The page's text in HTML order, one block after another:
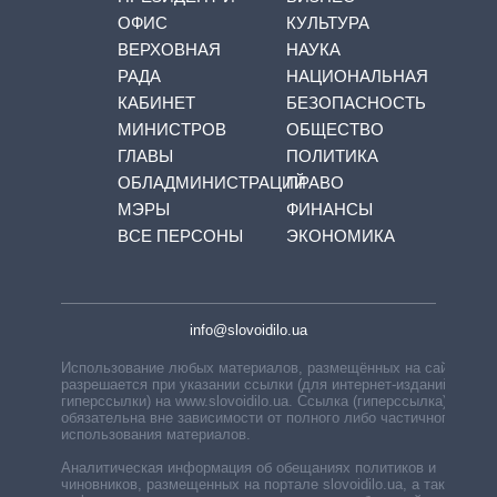
ОФИС
ВЕРХОВНАЯ
РАДА
КАБИНЕТ
МИНИСТРОВ
ГЛАВЫ
ОБЛАДМИНИСТРАЦИЙ
МЭРЫ
ВСЕ ПЕРСОНЫ
КУЛЬТУРА
НАУКА
НАЦИОНАЛЬНАЯ
БЕЗОПАСНОСТЬ
ОБЩЕСТВО
ПОЛИТИКА
ПРАВО
ФИНАНСЫ
ЭКОНОМИКА
info@slovoidilo.ua
Использование любых материалов, размещённых на сайте,
разрешается при указании ссылки (для интернет-изданий —
гиперссылки) на www.slovoidilo.ua. Ссылка (гиперссылка)
обязательна вне зависимости от полного либо частичного
использования материалов.
Аналитическая информация об обещаниях политиков и
чиновников, размещенных на портале slovoidilo.ua, а также